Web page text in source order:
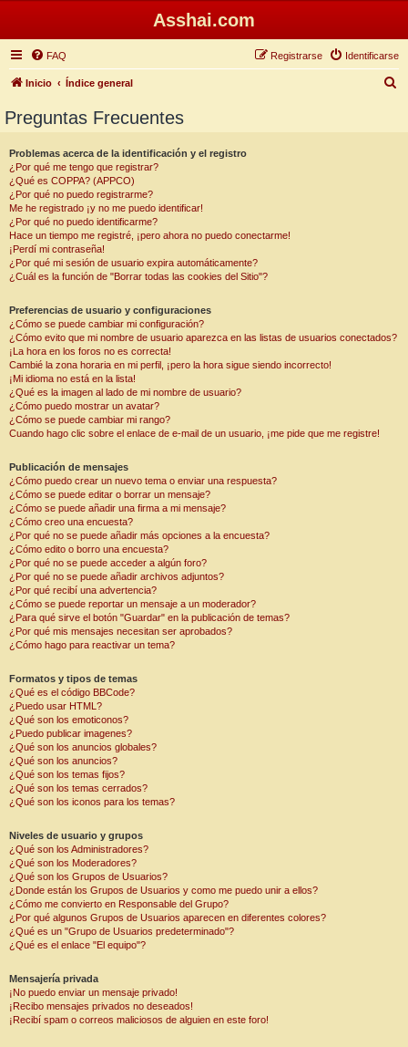
Asshai.com
FAQ Identificarse
Registrarse
Inicio Índice general
Preguntas Frecuentes
Problemas acerca de la identificación y el registro
¿Por qué me tengo que registrar?
¿Qué es COPPA? (APPCO)
¿Por qué no puedo registrarme?
Me he registrado ¡y no me puedo identificar!
¿Por qué no puedo identificarme?
Hace un tiempo me registré, ¡pero ahora no puedo conectarme!
¡Perdí mi contraseña!
¿Por qué mi sesión de usuario expira automáticamente?
¿Cuál es la función de "Borrar todas las cookies del Sitio"?
Preferencias de usuario y configuraciones
¿Cómo se puede cambiar mi configuración?
¿Cómo evito que mi nombre de usuario aparezca en las listas de usuarios conectados?
¡La hora en los foros no es correcta!
Cambié la zona horaria en mi perfil, ¡pero la hora sigue siendo incorrecto!
¡Mi idioma no está en la lista!
¿Qué es la imagen al lado de mi nombre de usuario?
¿Cómo puedo mostrar un avatar?
¿Cómo se puede cambiar mi rango?
Cuando hago clic sobre el enlace de e-mail de un usuario, ¡me pide que me registre!
Publicación de mensajes
¿Cómo puedo crear un nuevo tema o enviar una respuesta?
¿Cómo se puede editar o borrar un mensaje?
¿Cómo se puede añadir una firma a mi mensaje?
¿Cómo creo una encuesta?
¿Por qué no se puede añadir más opciones a la encuesta?
¿Cómo edito o borro una encuesta?
¿Por qué no se puede acceder a algún foro?
¿Por qué no se puede añadir archivos adjuntos?
¿Por qué recibí una advertencia?
¿Cómo se puede reportar un mensaje a un moderador?
¿Para qué sirve el botón "Guardar" en la publicación de temas?
¿Por qué mis mensajes necesitan ser aprobados?
¿Cómo hago para reactivar un tema?
Formatos y tipos de temas
¿Qué es el código BBCode?
¿Puedo usar HTML?
¿Qué son los emoticonos?
¿Puedo publicar imagenes?
¿Qué son los anuncios globales?
¿Qué son los anuncios?
¿Qué son los temas fijos?
¿Qué son los temas cerrados?
¿Qué son los iconos para los temas?
Niveles de usuario y grupos
¿Qué son los Administradores?
¿Qué son los Moderadores?
¿Qué son los Grupos de Usuarios?
¿Donde están los Grupos de Usuarios y como me puedo unir a ellos?
¿Cómo me convierto en Responsable del Grupo?
¿Por qué algunos Grupos de Usuarios aparecen en diferentes colores?
¿Qué es un "Grupo de Usuarios predeterminado"?
¿Qué es el enlace "El equipo"?
Mensajería privada
¡No puedo enviar un mensaje privado!
¡Recibo mensajes privados no deseados!
¡Recibí spam o correos maliciosos de alguien en este foro!